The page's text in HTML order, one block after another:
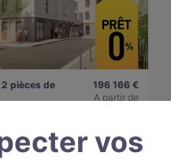
vos
pièces de
196 166 €
A partir de